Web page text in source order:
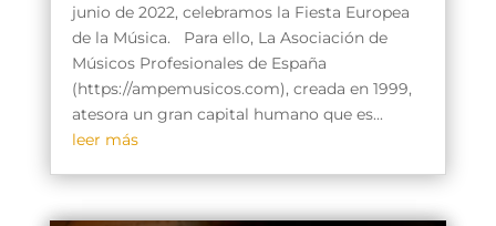
junio de 2022, celebramos la Fiesta Europea
de la Música. Para ello, La Asociación de
Músicos Profesionales de España
(https://ampemusicos.com), creada en 1999,
atesora un gran capital humano que es...
leer más